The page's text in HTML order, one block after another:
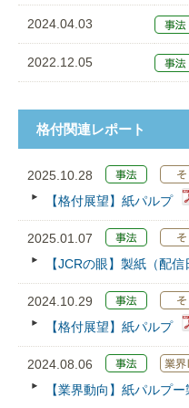
2024.04.03
2022.12.05
格付関連レポート
2025.10.28
【格付展望】紙パルプ
2025.01.07
【JCRの眼】製紙（配信
2024.10.29
【格付展望】紙パルプ
2024.08.06
【業界動向】紙パルプ